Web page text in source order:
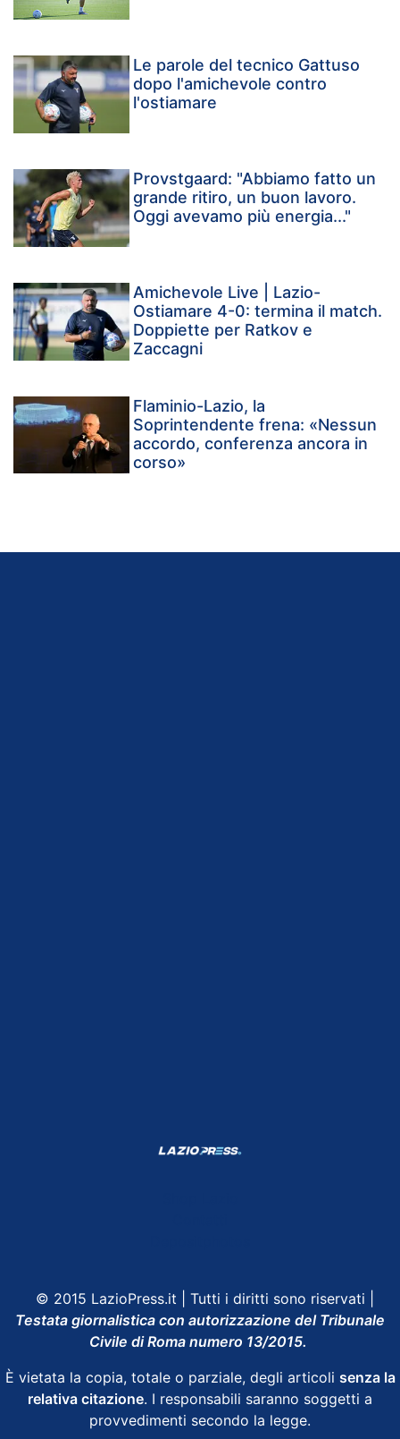
Le parole del tecnico Gattuso
dopo l'amichevole contro
l'ostiamare
Provstgaard: "Abbiamo fatto un
grande ritiro, un buon lavoro.
Oggi avevamo più energia..."
Amichevole Live | Lazio-
Ostiamare 4-0: termina il match.
Doppiette per Ratkov e
Zaccagni
Flaminio-Lazio, la
Soprintendente frena: «Nessun
accordo, conferenza ancora in
corso»
© 2015 LazioPress.it | Tutti i diritti sono riservati |
Testata giornalistica con autorizzazione del Tribunale
Civile di Roma numero 13/2015.
È vietata la copia, totale o parziale, degli articoli senza la
relativa citazione. I responsabili saranno soggetti a
provvedimenti secondo la legge.